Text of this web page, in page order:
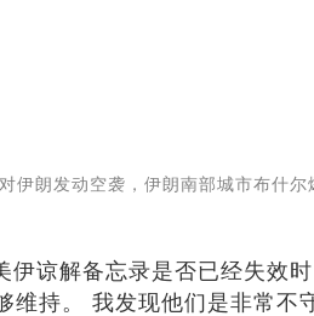
伊朗发动空袭，伊朗南部城市布什
谅解备忘录是否已经失效
持。 我发现他们是非常